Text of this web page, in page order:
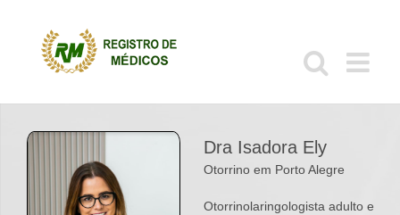
conteúdo
Dra Isadora Ely
Otorrino em Porto Alegre
Otorrinolaringologista adulto e